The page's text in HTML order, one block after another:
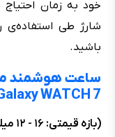
خود به زمان احتیاج
باشید.
ساعت هوشمند
WATCH 7
(بازه قیمتی: ۱۶ - ۱۲ میلیون تومان)